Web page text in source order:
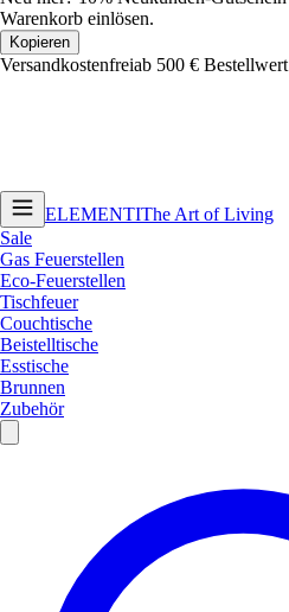
Warenkorb einlösen.
Kopieren
Versandkostenfreiab 500 € Bestellwert
ELEMENTIThe Art of Living
Sale
Gas Feuerstellen
Eco-Feuerstellen
Tischfeuer
Couchtische
Beistelltische
Esstische
Brunnen
Zubehör